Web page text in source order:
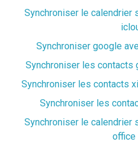
Synchroniser le calendrier
Synchroniser google
Synchroniser les contacts
Synchroniser les contacts
Synchroniser les
Synchroniser le calendrier
office